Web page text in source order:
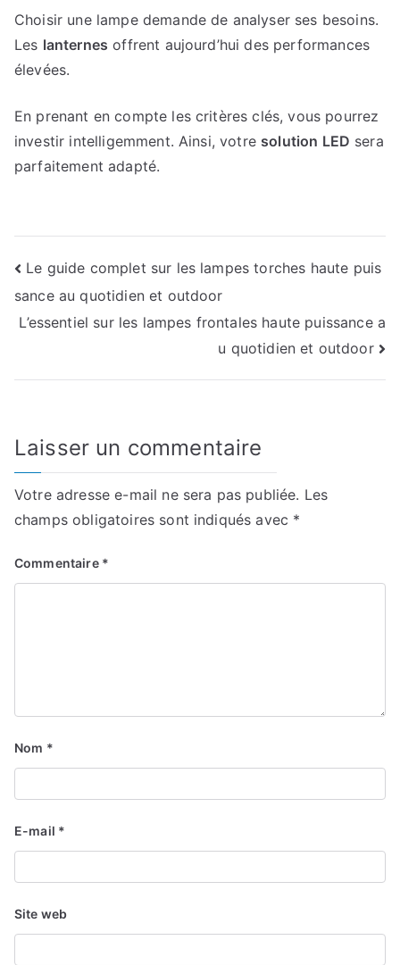
Choisir une lampe demande de analyser ses besoins.
Les lanternes offrent aujourd’hui des performances
élevées.
En prenant en compte les critères clés, vous pourrez
investir intelligemment. Ainsi, votre solution LED sera
parfaitement adapté.
Navigation
de
Le guide complet sur les lampes torches haute puis
sance au quotidien et outdoor
L’essentiel sur les lampes frontales haute puissance a
u quotidien et outdoor
Laisser un commentaire
Votre adresse e-mail ne sera pas publiée. Les
champs obligatoires sont indiqués avec *
Commentaire *
Nom *
E-mail *
Site web